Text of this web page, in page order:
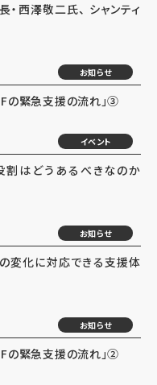
西澤敬二氏、 シャンティ
お知らせ
の緊急支援の流れ」③
イベント
割はどうあるべきなのか
お知らせ
変化に対応できる支援体
お知らせ
の緊急支援の流れ」②